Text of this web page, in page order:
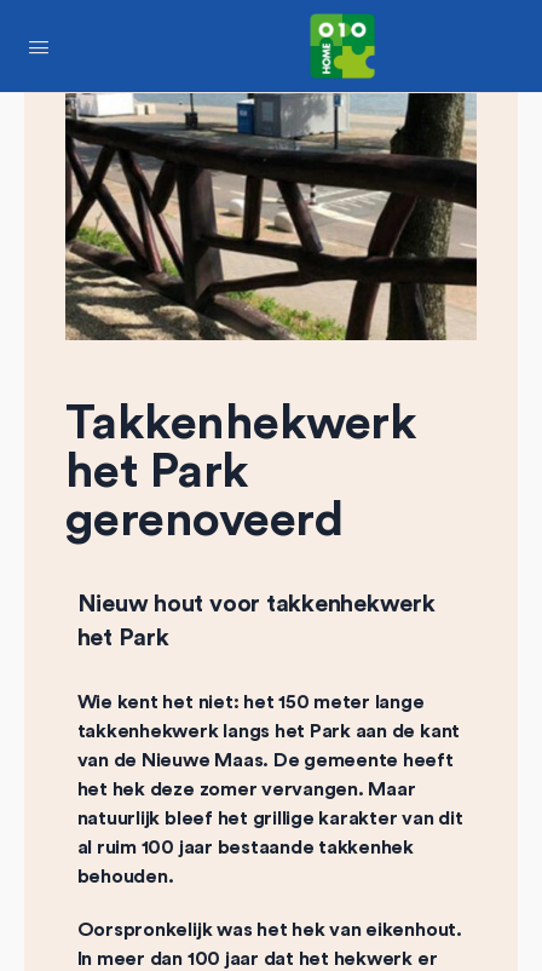
Takkenhekwerk
het Park
gerenoveerd
Nieuw hout voor takkenhekwerk
het Park
Wie kent het niet: het 150 meter lange
takkenhekwerk langs het Park aan de kant
van de Nieuwe Maas. De gemeente heeft
het hek deze zomer vervangen. Maar
natuurlijk bleef het grillige karakter van dit
al ruim 100 jaar bestaande takkenhek
behouden.
Oorspronkelijk was het hek van eikenhout.
In meer dan 100 jaar dat het hekwerk er